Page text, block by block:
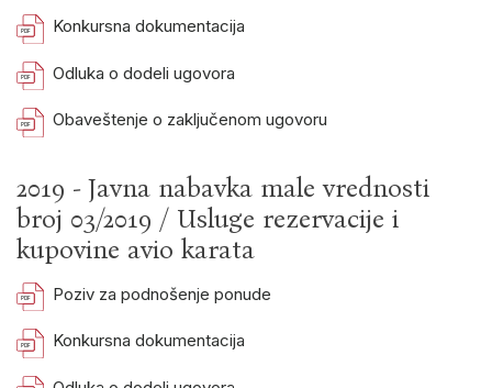
Konkursna dokumentacija
Odluka o dodeli ugovora
Obaveštenje o zaključenom ugovoru
2019 - Javna nabavka male vrednosti
broj 03/2019 / Usluge rezervacije i
kupovine avio karata
Poziv za podnošenje ponude
Konkursna dokumentacija